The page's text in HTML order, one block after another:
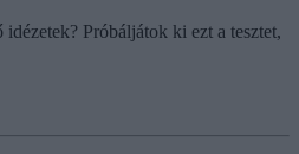
Próbáljátok ki ezt a tesztet,